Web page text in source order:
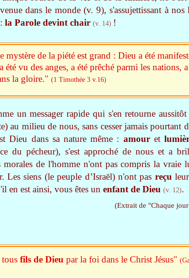
dans le monde (v. 9), s'assujettissant à nos
la Parole devint chair (v. 14) !
un messager rapide qui s'en retourne
au milieu de nous, sans cesser jamais pourtant
Dieu dans sa nature même : amouret
du pécheur), s'est approché de nous et a
morales de l'homme n'ont pas compris la vraie
Les siens (le peuple d’Israël) n'ont pas reçu
en est ainsi, vous êtes un enfant de Dieu (v. 12).
(Extrait de "Chaque
mystère de la piété est grand : Dieu a été
vu des anges, a été prêché parmi les nations,
la gloire." (1 Timothée 3 v.16)
tous fils de Dieu par la foi dans le Christ Jésus"